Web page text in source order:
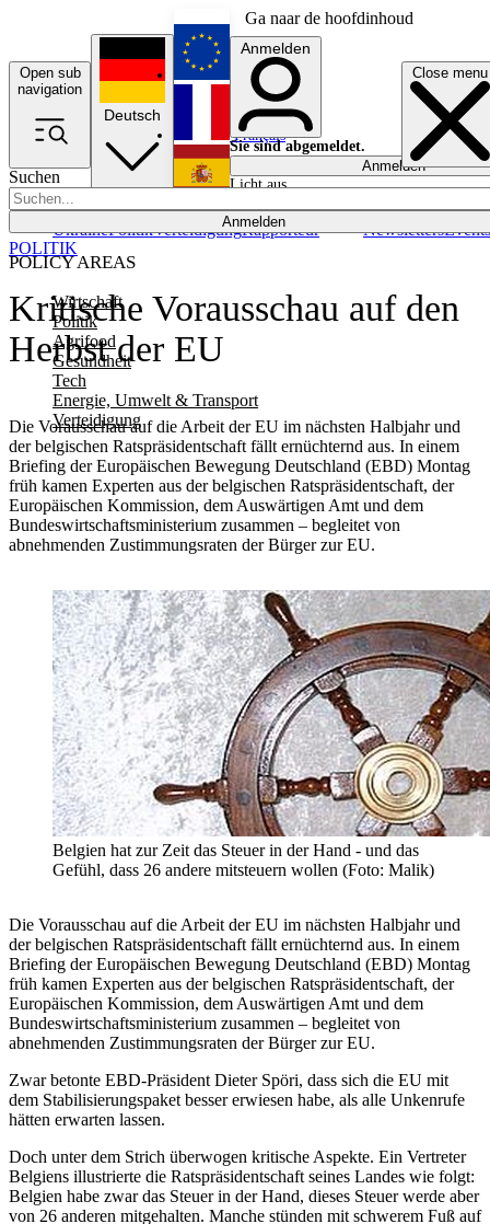
Ga naar de hoofdinhoud
Open sub
navigation
Close menu
Suchen
Anmelden
POLICY AREAS
Wirtschaft
Politik
Agrifood
Gesundheit
Tech
Energie, Umwelt & Transport
Verteidigung
UkrainePolitikVerteidigungRapporteur NewslettersEvents
Deutsch
English
Français
Anmelden
Sie sind abgemeldet.
Anmelden
Licht aus
Kritische Vorausschau auf den
Herbst der EU
Die Vorausschau auf die Arbeit der EU im nächsten Halbjahr und
der belgischen Ratspräsidentschaft fällt ernüchternd aus. In einem
Briefing der Europäischen Bewegung Deutschland (EBD) Montag
früh kamen Experten aus der belgischen Ratspräsidentschaft, der
Europäischen Kommission, dem Auswärtigen Amt und dem
Bundeswirtschaftsministerium zusammen – begleitet von
abnehmenden Zustimmungsraten der Bürger zur EU.
POLITIK
Belgien hat zur Zeit das Steuer in der Hand - und das
Gefühl, dass 26 andere mitsteuern wollen (Foto: Malik)
Die Vorausschau auf die Arbeit der EU im nächsten Halbjahr und
der belgischen Ratspräsidentschaft fällt ernüchternd aus. In einem
Briefing der Europäischen Bewegung Deutschland (EBD) Montag
früh kamen Experten aus der belgischen Ratspräsidentschaft, der
Europäischen Kommission, dem Auswärtigen Amt und dem
Bundeswirtschaftsministerium zusammen – begleitet von
abnehmenden Zustimmungsraten der Bürger zur EU.
Zwar betonte EBD-Präsident Dieter Spöri, dass sich die EU mit
dem Stabilisierungspaket besser erwiesen habe, als alle Unkenrufe
hätten erwarten lassen.
Doch unter dem Strich überwogen kritische Aspekte. Ein Vertreter
Belgiens illustrierte die Ratspräsidentschaft seines Landes wie folgt:
Belgien habe zwar das Steuer in der Hand, dieses Steuer werde aber
von 26 anderen mitgehalten. Manche stünden mit schwerem Fuß auf